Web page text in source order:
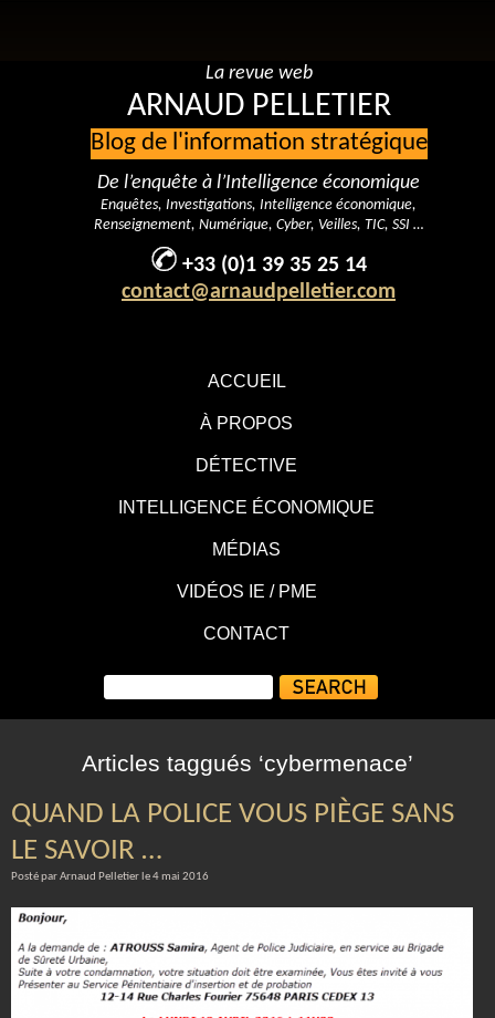
ACCUEIL
À PROPOS
DÉTECTIVE
INTELLIGENCE ÉCONOMIQUE
MÉDIAS
VIDÉOS IE / PME
CONTACT
La revue web
ARNAUD PELLETIER
Blog de l'information stratégique
De l’enquête à l’Intelligence économique
Enquêtes, Investigations, Intelligence économique,
Renseignement, Numérique, Cyber, Veilles, TIC, SSI …
+33 (0)1 39 35 25 14
contact@arnaudpelletier.com
Articles taggués ‘cybermenace’
QUAND LA POLICE VOUS PIÈGE SANS
LE SAVOIR …
Posté par Arnaud Pelletier le 4 mai 2016